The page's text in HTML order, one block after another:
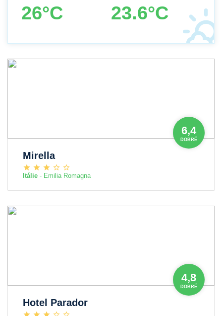
26°C 23.6°C
6,4
DOBRÉ
Mirella
Itálie - Emilia Romagna
4,8
DOBRÉ
Hotel Parador